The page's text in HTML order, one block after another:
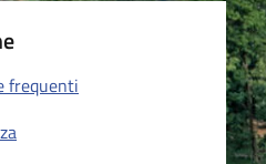
frequenti